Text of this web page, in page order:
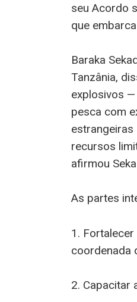
seu Acordo
que
Baraka
Tanzânia,
explosivos
pesca com
recursos
afirmou
As partes
1.
coordenada
2. Capacitar